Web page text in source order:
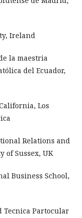
Ireland
la maestria
del Ecuador,
Los
Relations and
of Sussex, UK
Business School,
Tecnica Partocular